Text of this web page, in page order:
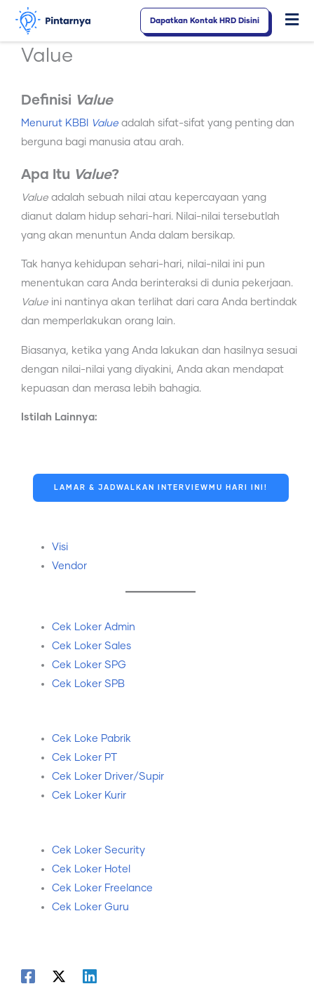
Lewati
konten
Dapatkan Kontak HRD Disini
Value
Definisi Value
Menurut KBBI Value adalah sifat-sifat yang penting dan
berguna bagi manusia atau arah.
Apa Itu Value?
Value adalah sebuah nilai atau kepercayaan yang
dianut dalam hidup sehari-hari. Nilai-nilai tersebutlah
yang akan menuntun Anda dalam bersikap.
Tak hanya kehidupan sehari-hari, nilai-nilai ini pun
menentukan cara Anda berinteraksi di dunia pekerjaan.
Value ini nantinya akan terlihat dari cara Anda bertindak
dan memperlakukan orang lain.
Biasanya, ketika yang Anda lakukan dan hasilnya sesuai
dengan nilai-nilai yang diyakini, Anda akan mendapat
kepuasan dan merasa lebih bahagia.
Istilah Lainnya:
LAMAR & JADWALKAN INTERVIEWMU HARI INI!
Visi
Vendor
Cek Loker Admin
Cek Loker Sales
Cek Loker SPG
Cek Loker SPB
Cek Loke Pabrik
Cek Loker PT
Cek Loker Driver/Supir
Cek Loker Kurir
Cek Loker Security
Cek Loker Hotel
Cek Loker Freelance
Cek Loker Guru